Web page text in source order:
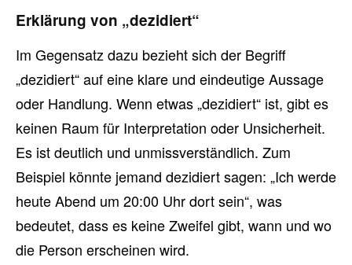
Erklärung von „dezidiert“
Im Gegensatz dazu bezieht sich der Begriff
„dezidiert“ auf eine klare und eindeutige Aussage
oder Handlung. Wenn etwas „dezidiert“ ist, gibt es
keinen Raum für Interpretation oder Unsicherheit.
Es ist deutlich und unmissverständlich. Zum
Beispiel könnte jemand dezidiert sagen: „Ich werde
heute Abend um 20:00 Uhr dort sein“, was
bedeutet, dass es keine Zweifel gibt, wann und wo
die Person erscheinen wird.